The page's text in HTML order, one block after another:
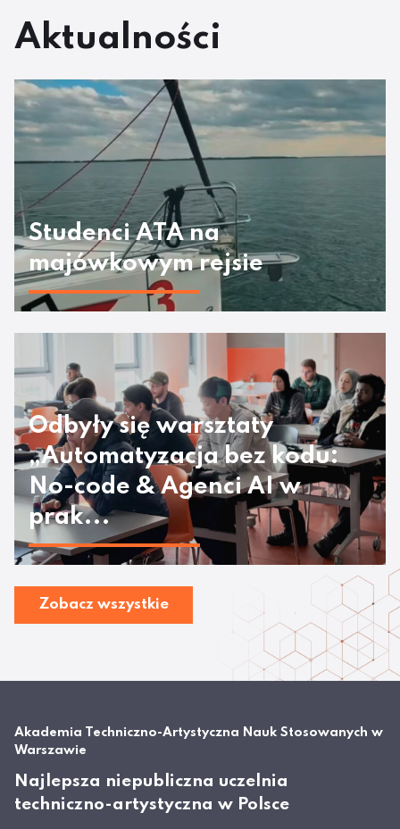
Aktualności
Studenci ATA na
majówkowym rejsie
Odbyły się warsztaty
„Automatyzacja bez kodu:
No-code & Agenci AI w
prak...
Zobacz wszystkie
Akademia Techniczno-Artystyczna Nauk Stosowanych w
Warszawie
Najlepsza niepubliczna uczelnia
techniczno-artystyczna w Polsce